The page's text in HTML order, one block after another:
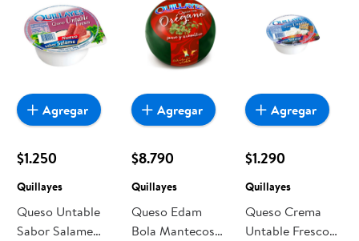
$1.250
Quillayes
Queso Untable
Sabor Salame
Agregar
$8.790
Quillayes
Queso Edam
Bola Mantecoso
Agregar
$1.290
Quillayes
Queso Crema
Untable Fresco
Agregar